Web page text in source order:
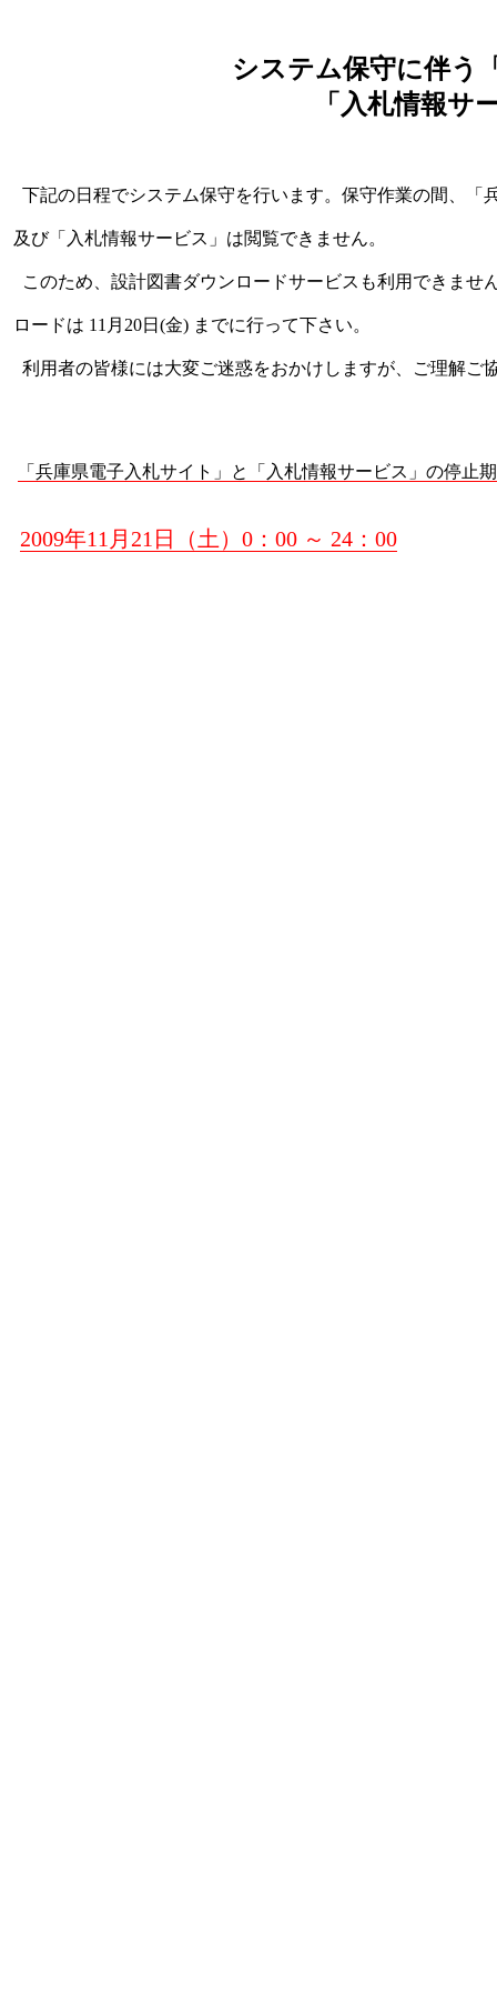
システム保守に伴う
「入札情報サ
下記の日程でシステム保守を行います。保守作業の間、「
及び「入札情報サービス」は閲覧できません。
このため、設計図書ダウンロードサービスも利用できませ
ロードは 11月20日(金) までに行って下さい。
利用者の皆様には大変ご迷惑をおかけしますが、ご理解ご
「兵庫県電子入札サイト」と「入札情報サービス」の停止
2009年11月21日（土）0：00 ～ 24：00